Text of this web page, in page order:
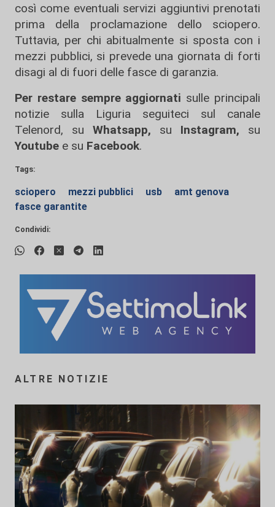
così come eventuali servizi aggiuntivi prenotati
prima della proclamazione dello sciopero.
Tuttavia, per chi abitualmente si sposta con i
mezzi pubblici, si prevede una giornata di forti
disagi al di fuori delle fasce di garanzia.
Per restare sempre aggiornati sulle principali
notizie sulla Liguria seguiteci sul canale
Telenord, su
Whatsapp, su Instagram, su
Youtube e su Facebook.
Tags:
sciopero mezzi pubblici usb
amt genova
fasce garantite
Condividi:
ALTRE NOTIZIE